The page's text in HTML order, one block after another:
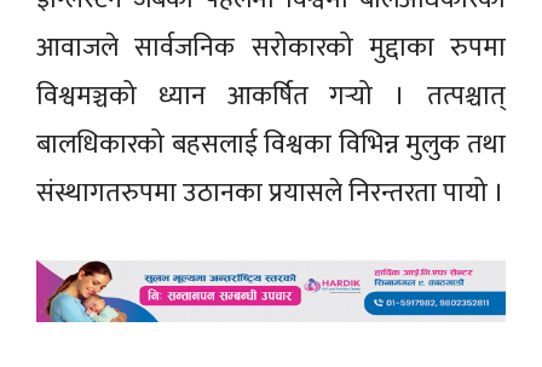
आवाजले सार्वजनिक सरोकारको मुद्दाका रुपमा
विश्वमञ्चको ध्यान आकर्षित गर्‍यो । तत्पश्चात्
बालधिकारको बहसलाई विश्वका विभिन्न मुलुक तथा
संस्थागतरुपमा उठानका प्रयासले निरन्तरता पायो ।